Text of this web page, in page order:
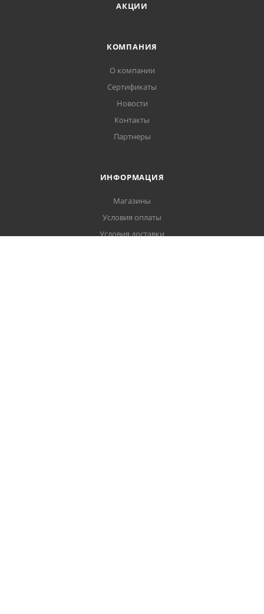
АКЦИИ
КОМПАНИЯ
О компании
Сертификаты
Новости
Контакты
Партнеры
ИНФОРМАЦИЯ
Магазины
Условия оплаты
Условия доставки